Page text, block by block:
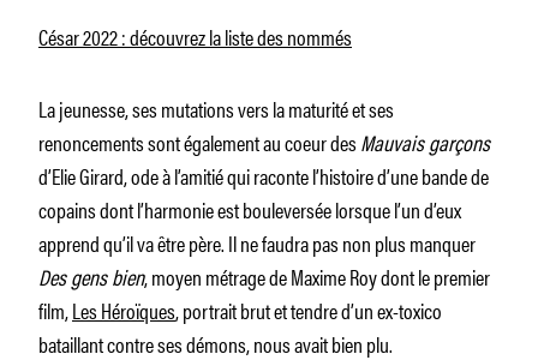
César 2022 : découvrez la liste des nommés
La jeunesse, ses mutations vers la maturité et ses
renoncements sont également au coeur desMauvais garçons
d’Elie Girard, ode à l’amitié qui raconte l’histoire d’une bande de
copains dont l’harmonie est bouleversée lorsque l’un d’eux
apprend qu’il va être père. Il ne faudra pas non plus manquer
Des gens bien, moyen métrage de Maxime Roy dont le premier
film,Les Héroïques, portrait brut et tendre d’un ex-toxico
bataillant contre ses démons, nous avait bien plu.